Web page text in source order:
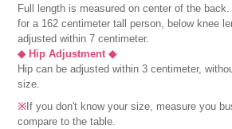
Full length is measured on center of the
for a 162 centimeter tall person, below knee
adjusted within 7 centimeter.
◆ Hip Adjustment ◆
Hip can be adjusted within 3 centimeter,
size.
※ If you don't know your size, measure you
compare to the table.